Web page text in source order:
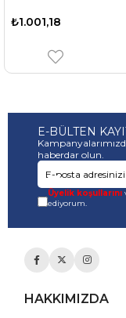
₺1.001,18
E-BÜLTEN
haberdar olun.
Üyelik koşullarını
ediyorum.
HAKKIMIZDA